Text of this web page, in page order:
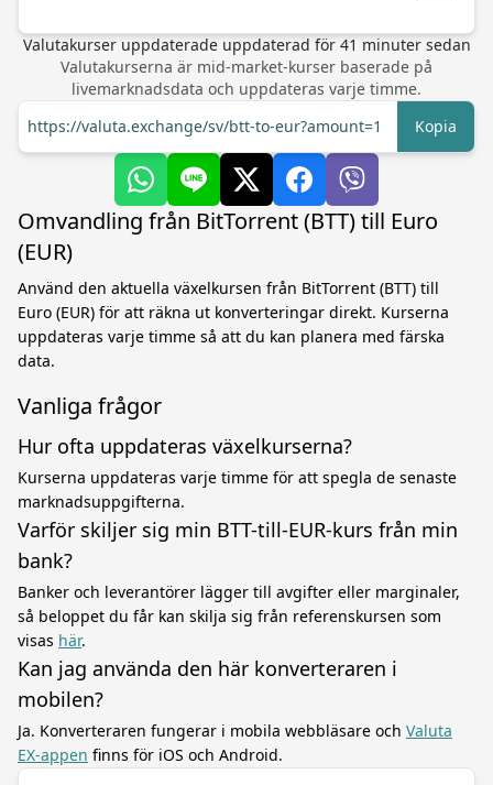
Valutakurser uppdaterade uppdaterad för 41 minuter sedan
Valutakurserna är mid-market-kurser baserade på
livemarknadsdata och uppdateras varje timme.
https://valuta.exchange/sv/btt-to-eur?amount=1
Kopia
Omvandling från BitTorrent (BTT) till Euro
(EUR)
Använd den aktuella växelkursen från BitTorrent (BTT) till
Euro (EUR) för att räkna ut konverteringar direkt. Kurserna
uppdateras varje timme så att du kan planera med färska
data.
Vanliga frågor
Hur ofta uppdateras växelkurserna?
Kurserna uppdateras varje timme för att spegla de senaste
marknadsuppgifterna.
Varför skiljer sig min BTT-till-EUR-kurs från min
bank?
Banker och leverantörer lägger till avgifter eller marginaler,
så beloppet du får kan skilja sig från referenskursen som
visas här.
Kan jag använda den här konverteraren i
mobilen?
Ja. Konverteraren fungerar i mobila webbläsare och Valuta
EX-appen finns för iOS och Android.